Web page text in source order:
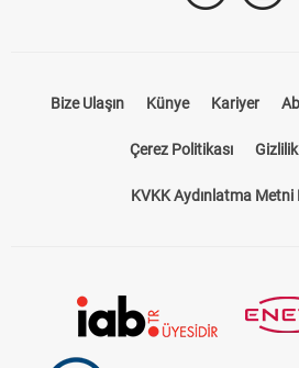
Bize Ulaşın Künye Kariyer
Çerez Politikası
KVKK Aydınlatma Metni